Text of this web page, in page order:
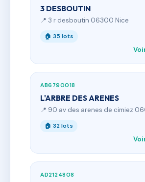
3 DESBOUTIN
📍 3 r desboutin 06300 Nice
🏠 35 lots
AB6790018
L'ARBRE DES ARENES
📍 90 av des arenes de cimiez
🏠 32 lots
AD2124808